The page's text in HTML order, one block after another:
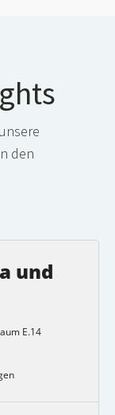
den
und
E.14